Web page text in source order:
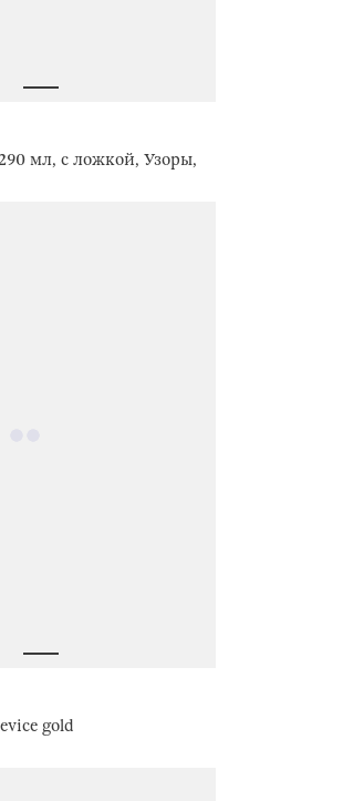
мл, с ложкой, Узоры, Honey
gold